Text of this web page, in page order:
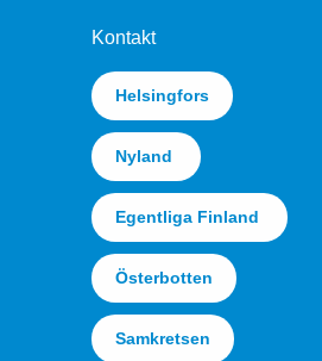
Kontakt
Helsingfors
Nyland
Egentliga Finland
Österbotten
Samkretsen